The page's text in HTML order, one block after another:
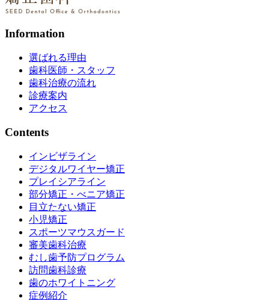
Information
選ばれる理由
歯科医師・スタッフ
歯科治療の流れ
診療案内
アクセス
Contents
インビザライン
デジタルワイヤー矯正
プレイシアライン
部分矯正・べニア矯正
目立たない矯正
小児矯正
スポーツマウスガード
審美歯科治療
むし歯予防プログラム
訪問歯科診療
歯のホワイトニング
症例紹介